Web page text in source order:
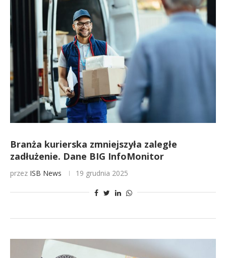
Branża kurierska zmniejszyła zaległe
zadłużenie. Dane BIG InfoMonitor
przez ISB News 19 grudnia 2025